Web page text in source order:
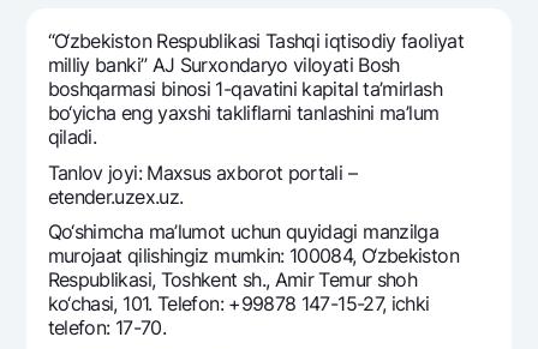
Hamma uchun USD uchun
Talab qilib olinguncha USD
Oltin omonat
NBU’dan oltin quymalar
Kumush omonat
UzCard/HUMO
Visa
Visa FIFA
Mastercard
Ish haqi
Eskrou hisobvarag‘i
Tariflar
Aksiyalar
Milliy mobil ilovasi
Ko'p beriladigan savollar
Sayt bo‘yicha qidiring
“O‘zbekiston Respublikasi Tashqi iqtisodiy faoliyat
milliy banki” AJ Surxondaryo viloyati Bosh
boshqarmasi binosi 1-qavatini kapital ta’mirlash
bo‘yicha eng yaxshi takliflarni tanlashini ma’lum
qiladi.
Tanlov joyi: Maxsus axborot portali –
etender.uzex.uz.
Qo‘shimcha ma’lumot uchun quyidagi manzilga
murojaat qilishingiz mumkin: 100084, O‘zbekiston
Respublikasi, Toshkent sh., Amir Temur shoh
ko‘chasi, 101. Telefon: +99878 147-15-27, ichki
telefon: 17-70.